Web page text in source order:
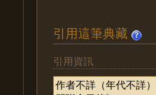
引用這筆典藏
引用資訊